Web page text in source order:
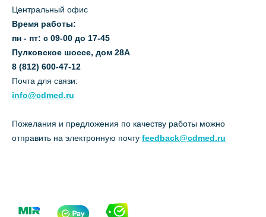
Центральный офис
Время работы:
пн - пт: с 09-00 до 17-45
Пулковское шоссе, дом 28А
8 (812) 600-47-12
Почта для связи:
info@cdmed.ru
Пожелания и предложения по качеству работы можно
отправить на электронную почту feedback@cdmed.ru